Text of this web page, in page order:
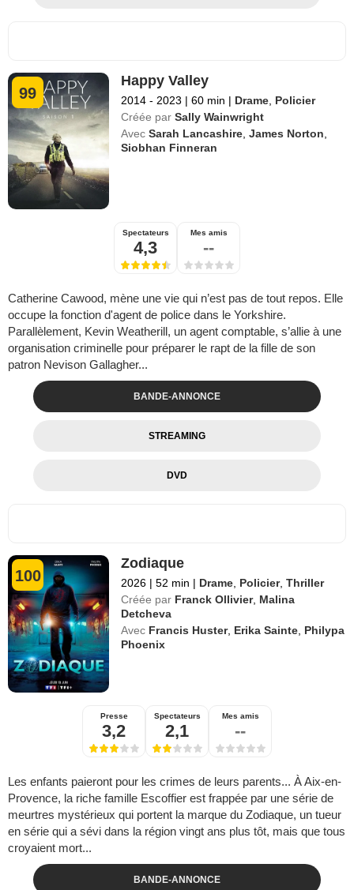
99
Happy Valley
2014 - 2023 | 60 min | Drame Policier
Créée par Sally Wainwright
Avec Sarah Lancashire ,James Norton
Siobhan Finneran
Spectateurs
4,3
Mes amis
--
Catherine Cawood, mène une vie qui n’est pas de tout repos. Elle
occupe la fonction d'agent de police dans le Yorkshire.
Parallèlement, Kevin Weatherill, un agent comptable, s’allie à une
organisation criminelle pour préparer le rapt de la fille de son
patron Nevison Gallagher...
BANDE-ANNONCE
STREAMING
DVD
100
Zodiaque
2026 | 52 min | Drame, Policier,Thriller
Créée par Franck Ollivier, Malina
Detcheva
Avec Francis Huster, Erika Sainte, Philypa
Phoenix
Presse
3,2
Spectateurs
2,1
Mes amis
--
Les enfants paieront pour les crimes de leurs parents... À Aix-en-
Provence, la riche famille Escoffier est frappée par une série de
meurtres mystérieux qui portent la marque du Zodiaque, un tueur
en série qui a sévi dans la région vingt ans plus tôt, mais que tous
croyaient mort...
BANDE-ANNONCE